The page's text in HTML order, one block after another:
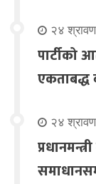
२४
पार्टीको
एकताबद्ध
२४